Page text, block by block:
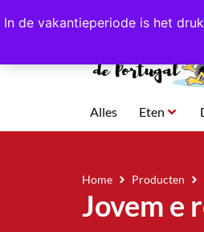
In de vakantieperiode is het
4,8/5,0 sterren
Alles Eten
Home Producten
Jovem e